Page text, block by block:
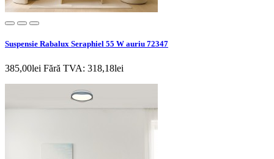
Suspensie Rabalux Seraphiel 55 W auriu 72347
385,00lei Fără TVA: 318,18lei